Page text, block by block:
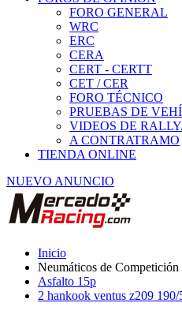
WRC
ERC
CERA
CERT - CERTT
CET / CER
FORO TÉCNICO
PRUEBAS DE
VIDEOS DE
A CONTRATRAMO
TIENDA ONLINE
NUEVO ANUNCIO
Neumáticos de Competición
Asfalto 15p
2 hankook ventus z209 190/